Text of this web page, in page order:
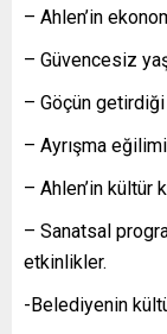
– Ahlen’in
– Güvencesiz
– Göçün
– Ayrışma
– Ahlen’in kültür
– Sanatsal
etkinlikler.
-Belediyenin